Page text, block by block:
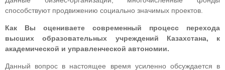
способствуют продвижению социально значимых проектов.
Как Вы оцениваете современный процесс перехода
высших образовательных учреждений Казахстана, к
академической и управленческой автономии.
Данный вопрос в настоящее время усиленно обсуждается в